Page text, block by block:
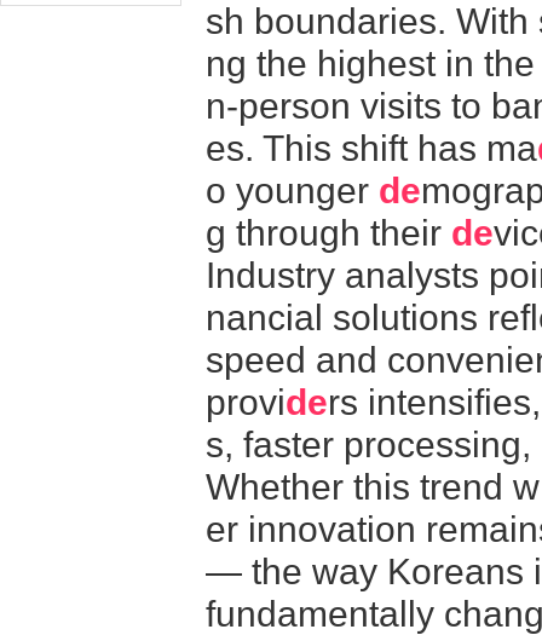
sh boundaries.
ng the highest in
n-person visits to
es. This shift has ma
o younger de
g through their de
Industry analysts
nancial solutions
speed and
providers
s, faster
Whether this trend
er innovation
— the way Koreans
fundamentally